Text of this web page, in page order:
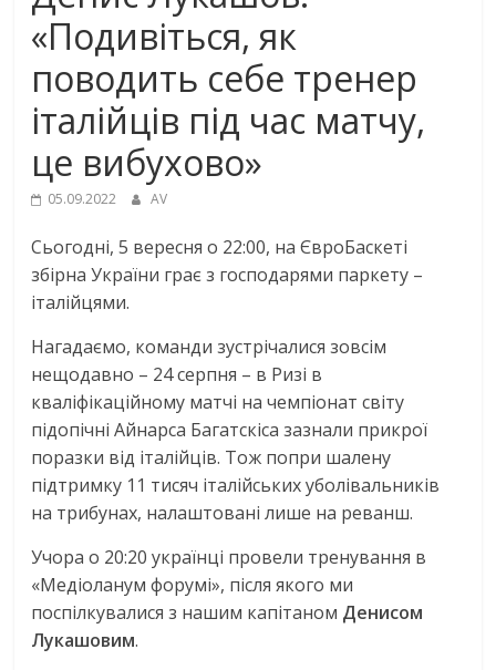
«Подивіться, як
поводить себе тренер
італійців під час матчу,
це вибухово»
05.09.2022 AV
Сьогодні, 5 вересня о 22:00, на ЄвроБаскеті
збірна України грає з господарями паркету –
італійцями.
Нагадаємо, команди зустрічалися зовсім
нещодавно – 24 серпня – в Ризі в
кваліфікаційному матчі на чемпіонат світу
підопічні Айнарса Багатскіса зазнали прикрої
поразки від італійців. Тож попри шалену
підтримку 11 тисяч італійських уболівальників
на трибунах, налаштовані лише на реванш.
Учора о 20:20 українці провели тренування в
«Медіоланум форумі», після якого ми
поспілкувалися з нашим капітаном Денисом
Лукашовим.